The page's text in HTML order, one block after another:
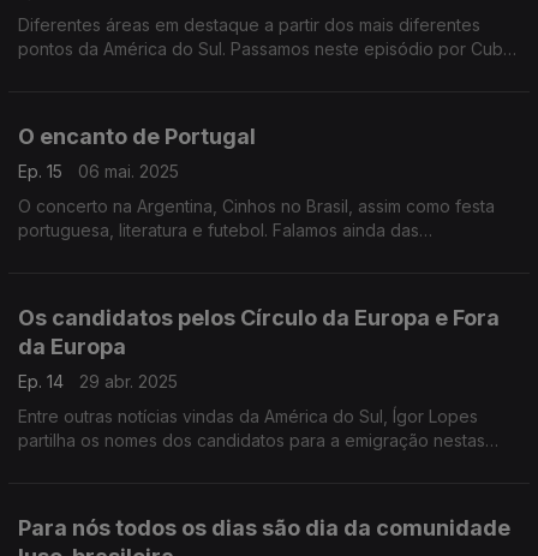
Diferentes áreas em destaque a partir dos mais diferentes
pontos da América do Sul. Passamos neste episódio por Cuba,
O encanto de Portugal
Ep. 15
06 mai. 2025
O concerto na Argentina, Cinhos no Brasil, assim como festa
portuguesa, literatura e futebol. Falamos ainda das
Os candidatos pelos Círculo da Europa e Fora
da Europa
Ep. 14
29 abr. 2025
Entre outras notícias vindas da América do Sul, Ígor Lopes
partilha os nomes dos candidatos para a emigração nestas
Para nós todos os dias são dia da comunidade